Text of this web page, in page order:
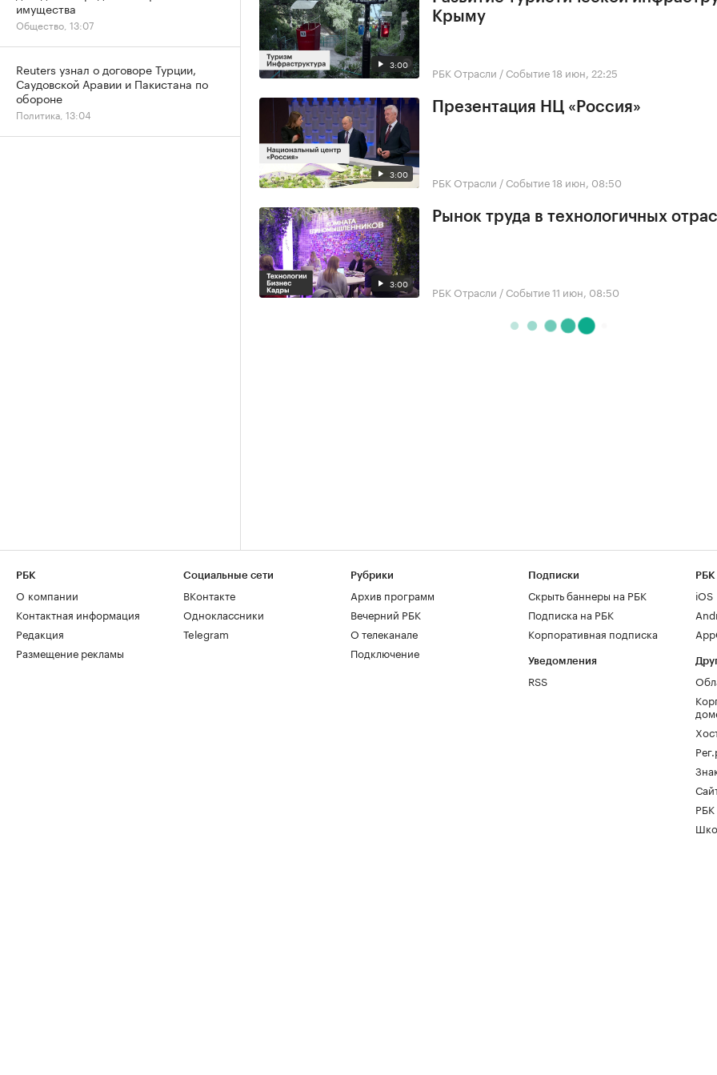
3:00
Крыму
РБК Отрасли / Событие18 июн, 22:25
3:00
Презентация НЦ «Россия»
РБК Отрасли / Событие18 июн, 08:50
3:00
Рынок труда в технологичных
РБК Отрасли / Событие11 июн, 08:50
имущества
Общество, 13:07
Reuters узнал о договоре Турции,
Саудовской Аравии и Пакистана по
обороне
Политика, 13:04
РБК
О компании
Контактная информация
Редакция
Размещение рекламы
Социальные сети
ВКонтакте
Одноклассники
Telegram
Рубрики
Архив программ
Вечерний РБК
О телеканале
Подключение
Подписки
Скрыть баннеры на РБК
Подписка на РБК
Корпоративная подписка
Уведомления
RSS
РБК
iOS